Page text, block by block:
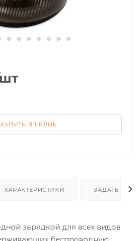
КУПИТЬ В 1 КЛИК
ХАРАКТЕРИСТИКИ ЗАДАТЬ
зарядкой для всех видов